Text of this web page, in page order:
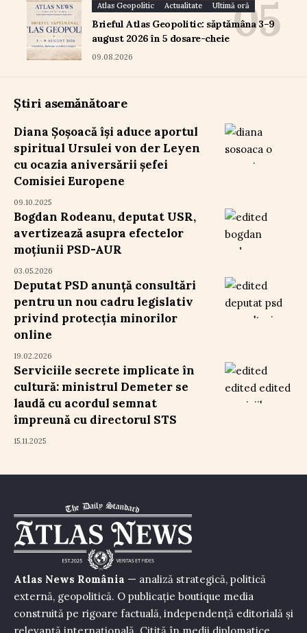
Atlas Geopolitic Actualitate Ultimă oră
Brieful Atlas Geopolitic: săptămâna 3–9
august 2026 în 5 dosare-cheie
09.08.2026
Știri asemănătoare
Diana Șoșoacă își aduce aportul
spiritual Ursulei von der Leyen
cu ocazia aniversării șefei
Comisiei Europene
09.10.2025
Bogdan Rodeanu, deputat USR,
avertizează asupra efectelor
moțiunii PSD-AUR
03.05.2026
Deputat PSD anunță consultări
pentru un nou cadru legislativ
privind protecția minorilor
online
19.02.2026
Serviciile secrete implicate în
cultură: ministrul Demeter se
laudă cu acordul semnat
împreună cu directorul STS
15.11.2025
Atlas News România — analiză strategică, politică
externă, geopolitică. O publicație boutique media
construită pe rigoare factuală, independență editorială și